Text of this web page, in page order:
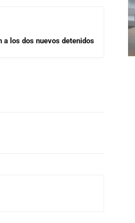
los dos nuevos detenidos